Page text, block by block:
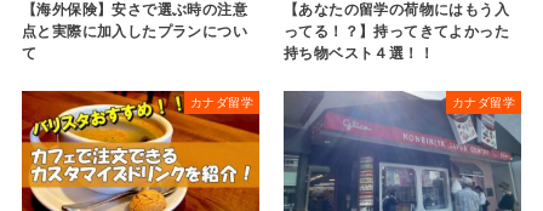
【海外保険】安さで選ぶ時の注意
点と実際に加入したプランについ
て
【あなたの留学の荷物にはもう入
ってる！？】持ってきてよかった
持ち物ベスト４選！！
カナダ留学 カナダ留学